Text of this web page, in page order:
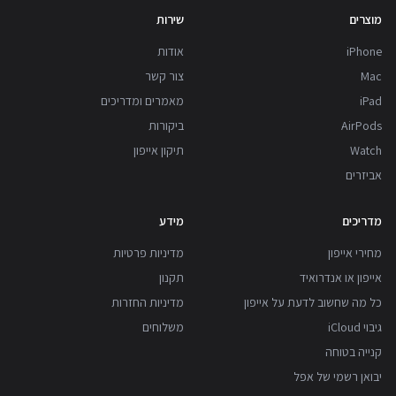
מוצרים
iPhone
Mac
iPad
AirPods
Watch
אביזרים
שירות
אודות
צור קשר
מאמרים ומדריכים
ביקורות
תיקון אייפון
מדריכים
מחירי אייפון
אייפון או אנדרואיד
כל מה שחשוב לדעת על אייפון
גיבוי iCloud
קנייה בטוחה
יבואן רשמי של אפל
מידע
מדיניות פרטיות
תקנון
מדיניות החזרות
משלוחים